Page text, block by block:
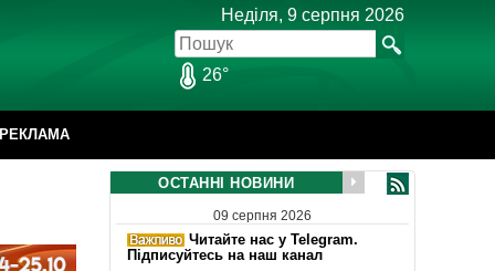
Неділя, 9 серпня 2026
26°
РЕКЛАМА
ОСТАННІ НОВИНИ
09 серпня 2026
Читайте нас у Telegram.
Підписуйтесь на наш канал